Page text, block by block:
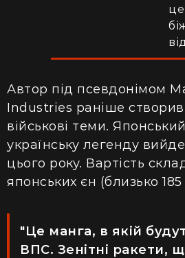
Автор під псевдонімом
Industries раніше створив
військові теми.
українську легенду
цього року. Вартість
японських єн (близько 185
"Це манга, в якій
ВПС. Зенітні ракети,